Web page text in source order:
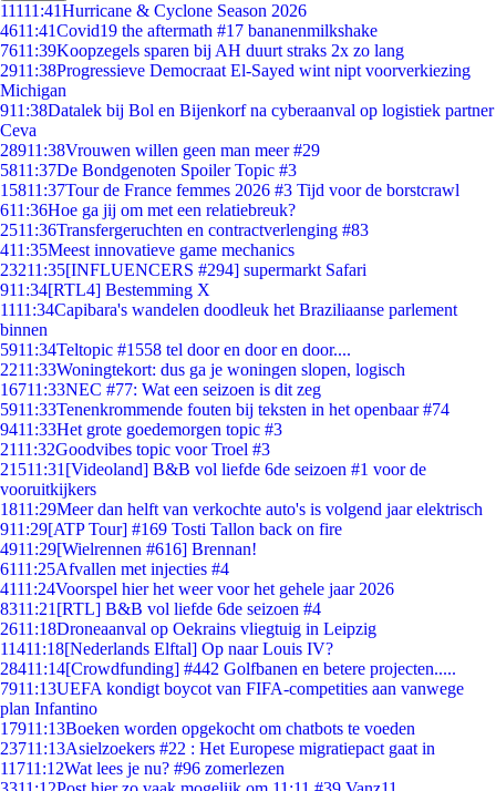
11111:41Hurricane & Cyclone Season 2026
4611:41Covid19 the aftermath #17 bananenmilkshake
7611:39Koopzegels sparen bij AH duurt straks 2x zo lang
2911:38Progressieve Democraat El-Sayed wint nipt voorverkiezing
Michigan
911:38Datalek bij Bol en Bijenkorf na cyberaanval op logistiek partner
Ceva
28911:38Vrouwen willen geen man meer #29
5811:37De Bondgenoten Spoiler Topic #3
15811:37Tour de France femmes 2026 #3 Tijd voor de borstcrawl
611:36Hoe ga jij om met een relatiebreuk?
2511:36Transfergeruchten en contractverlenging #83
411:35Meest innovatieve game mechanics
23211:35[INFLUENCERS #294] supermarkt Safari
911:34[RTL4] Bestemming X
1111:34Capibara's wandelen doodleuk het Braziliaanse parlement
binnen
5911:34Teltopic #1558 tel door en door en door....
2211:33Woningtekort: dus ga je woningen slopen, logisch
16711:33NEC #77: Wat een seizoen is dit zeg
5911:33Tenenkrommende fouten bij teksten in het openbaar #74
9411:33Het grote goedemorgen topic #3
2111:32Goodvibes topic voor Troel #3
21511:31 [Videoland] B&B vol liefde 6de seizoen #1 voor de
vooruitkijkers
1811:29Meer dan helft van verkochte auto's is volgend jaar elektrisch
911:29[ATP Tour] #169 Tosti Tallon back on fire
4911:29[Wielrennen #616] Brennan!
6111:25Afvallen met injecties #4
4111:24Voorspel hier het weer voor het gehele jaar 2026
8311:21 [RTL] B&B vol liefde 6de seizoen #4
2611:18Droneaanval op Oekrains vliegtuig in Leipzig
11411:18[Nederlands Elftal] Op naar Louis IV?
28411:14[Crowdfunding] #442 Golfbanen en betere projecten.....
7911:13UEFA kondigt boycot van FIFA-competities aan vanwege
plan Infantino
17911:13Boeken worden opgekocht om chatbots te voeden
23711:13Asielzoekers #22 : Het Europese migratiepact gaat in
11711:12Wat lees je nu? #96 zomerlezen